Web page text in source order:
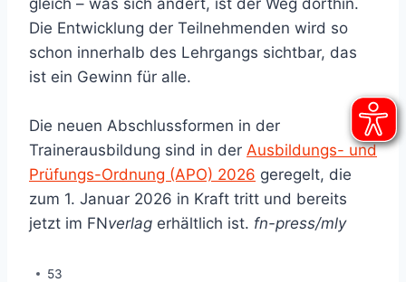
Die Entwicklung der Teilnehmenden wird so
schon innerhalb des Lehrgangs sichtbar, das
ist ein Gewinn für alle.
Die neuen Abschlussformen in der
Trainerausbildung sind in der Ausbildungs- und
Prüfungs-Ordnung (APO) 2026 geregelt, die
zum 1. Januar 2026 in Kraft tritt und bereits
jetzt im FNverlag erhältlich ist. fn-press/mly
53